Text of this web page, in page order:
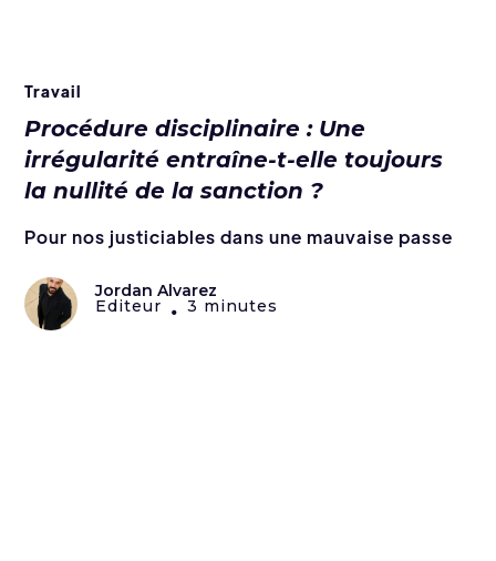
Travail
Procédure disciplinaire : Une
irrégularité entraîne-t-elle toujours
la nullité de la sanction ?
Pour nos justiciables dans une mauvaise passe
Jordan Alvarez
Editeur • 3 minutes